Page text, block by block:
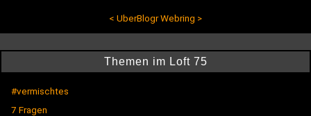
< UberBlogr Webring >
Themen im Loft 75
#vermischtes
7 Fragen